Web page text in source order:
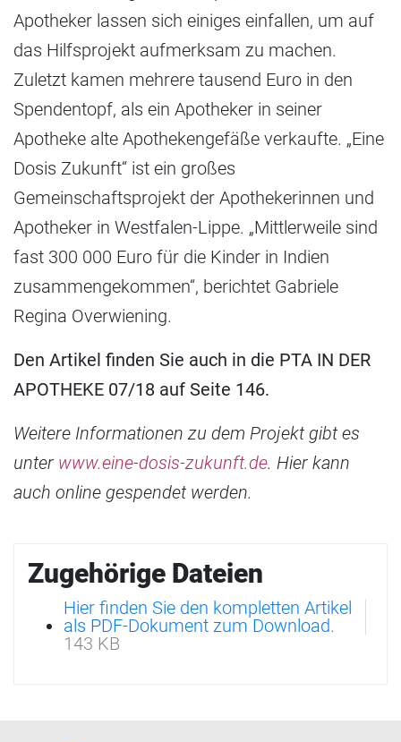
Apotheker lassen sich einiges einfallen, um auf
das Hilfsprojekt aufmerksam zu machen.
Zuletzt kamen mehrere tausend Euro in den
Spendentopf, als ein Apotheker in seiner
Apotheke alte Apothekengefäße verkaufte. „Eine
Dosis Zukunft“ ist ein großes
Gemeinschaftsprojekt der Apothekerinnen und
Apotheker in Westfalen-Lippe. „Mittlerweile sind
fast 300 000 Euro für die Kinder in Indien
zusammengekommen“, berichtet Gabriele
Regina Overwiening.
Den Artikel finden Sie auch in die PTA IN DER
APOTHEKE 07/18 auf Seite 146.
Weitere Informationen zu dem Projekt gibt es
unter www.eine-dosis-zukunft.de. Hier kann
auch online gespendet werden.
Zugehörige Dateien
Hier finden Sie den kompletten Artikel
als PDF-Dokument zum Download.
143 KB